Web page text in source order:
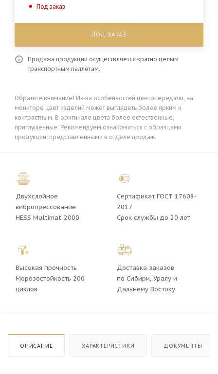
Под заказ
ПОД ЗАКАЗ
Продажа продукции осуществляется кратно целым
транспортным паллетам.
Обратите внимание! Из-за особенностей цветопередачи, на
мониторе цвет изделий может выглядеть более ярким и
контрастным. В оригинале цвета более естественные,
приглушенные. Рекомендуем ознакомиться с образцами
продукции, представленными в отделе продаж.
Двухслойное
вибропрессование
HESS Multimat-2000
Сертификат ГОСТ 17608-
2017
Срок службы до 20 лет
Высокая прочность
Морозостойкость 200
циклов
Доставка заказов
по Сибири, Уралу и
Дальнему Востоку
ОПИСАНИЕ ХАРАКТЕРИСТИКИ ДОКУМЕНТЫ